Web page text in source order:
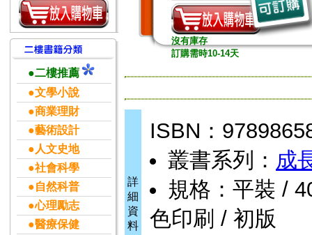
●二樓推薦
●文學小說
●商業理財
●藝術設計
●人文史地
●社會科學
●自然科普
●心理勵志
●醫療保健
沒有庫存
訂購需時10-14天
詳
細
資
料
ISBN：
叢書系列： 成
規格：平裝 /
色印刷 / 初版